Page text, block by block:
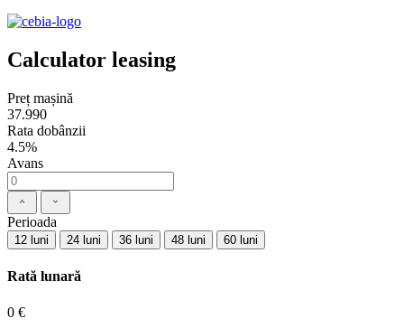
Calculator leasing
Preț mașină
37.990
Rata dobânzii
4.5%
Avans
Perioada
12 luni 24 luni 36 luni 48 luni 60 luni
Rată lunară
0 €